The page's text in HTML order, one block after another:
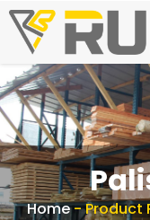
Home-Product